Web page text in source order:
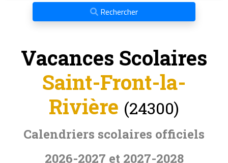
Rechercher
Vacances Scolaires
Saint-Front-la-
Rivière (24300)
Calendriers scolaires officiels
2026-2027 et 2027-2028